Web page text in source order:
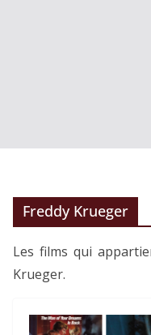
Freddy Krueger
Les films qui
Krueger.